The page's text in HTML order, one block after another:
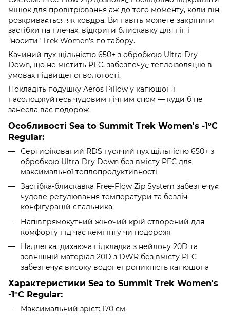
мішок для провітрювання аж до того моменту, коли він
розкривається як ковдра. Ви навіть можете закріпити
застібки на плечах, відкрити блискавку для ніг і
"носити" Trek Women's по табору.
Качиний пух щільністю 650+ з обробкою Ultra-Dry
Down, що не містить PFC, забезпечує теплоізоляцію в
умовах підвищеної вологості.
Покладіть подушку Aeros Pillow у капюшон і
насолоджуйтесь чудовим нічним сном — куди б не
занесла вас подорож.
Особливості Sea to Summit Trek Women's -1°C
Regular:
Сертифікований RDS гусячий пух щільністю 650+ з
обробкою Ultra-Dry Down без вмісту PFC для
максимальної теплопродуктивності
Застібка-блискавка Free-Flow Zip System забезпечує
чудове регулювання температури та безліч
конфігурацій спальника
Напівпрямокутний жіночий крій створений для
комфорту під час кемпінгу чи подорожі
Надлегка, дихаюча підкладка з нейлону 20D та
зовнішній матеріал 20D з DWR без вмісту PFC
забезпечує високу водонепроникність капюшона
Характеристики Sea to Summit Trek Women's
-1°C Regular:
Максимальний зріст: 170 см